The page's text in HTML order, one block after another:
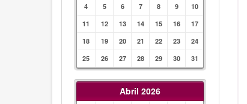
4
5 6 7 8 9
10
11
12 13 14 15 16
17
18
19 20 21 22 23
24
25
26 27 28 29 30 31
Abril 2026